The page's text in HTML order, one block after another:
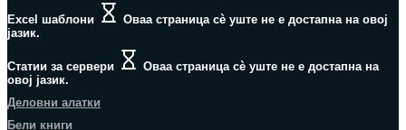
Excel шаблони
Оваа страница сè уште не е достапна на овој
јазик.
Статии за сервери
Оваа страница сè уште не е достапна на
овој јазик.
Деловни алатки
Бели книги